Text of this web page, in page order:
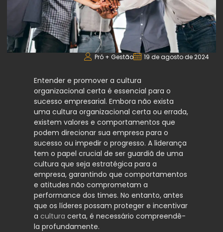
Pró + Gestão 19 de agosto de 2024
Entender e promover a cultura
organizacional certa é essencial para o
sucesso empresarial. Embora não exista
uma cultura organizacional certa ou errada,
existem valores e comportamentos que
podem direcionar sua empresa para o
sucesso ou impedir o progresso. A liderança
tem o papel crucial de ser guardiã de uma
cultura que seja estratégica para a
empresa, garantindo que comportamentos
e atitudes não comprometam a
performance dos times. No entanto, antes
que os líderes possam proteger e incentivar
a cultura certa, é necessário compreendê-
la profundamente.